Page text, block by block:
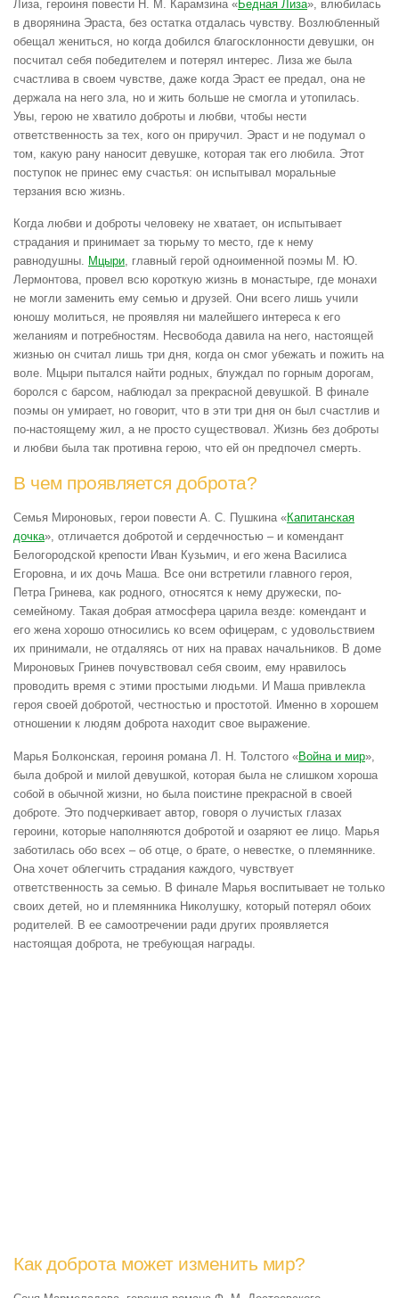
Лиза, героиня повести Н. М. Карамзина «Бедная Лиза», влюбилась
в дворянина Эраста, без остатка отдалась чувству. Возлюбленный
обещал жениться, но когда добился благосклонности девушки, он
посчитал себя победителем и потерял интерес. Лиза же была
счастлива в своем чувстве, даже когда Эраст ее предал, она не
держала на него зла, но и жить больше не смогла и утопилась.
Увы, герою не хватило доброты и любви, чтобы нести
ответственность за тех, кого он приручил. Эраст и не подумал о
том, какую рану наносит девушке, которая так его любила. Этот
поступок не принес ему счастья: он испытывал моральные
терзания всю жизнь.
Когда любви и доброты человеку не хватает, он испытывает
страдания и принимает за тюрьму то место, где к нему
равнодушны. Мцыри, главный герой одноименной поэмы М. Ю.
Лермонтова, провел всю короткую жизнь в монастыре, где монахи
не могли заменить ему семью и друзей. Они всего лишь учили
юношу молиться, не проявляя ни малейшего интереса к его
желаниям и потребностям. Несвобода давила на него, настоящей
жизнью он считал лишь три дня, когда он смог убежать и пожить на
воле. Мцыри пытался найти родных, блуждал по горным дорогам,
боролся с барсом, наблюдал за прекрасной девушкой. В финале
поэмы он умирает, но говорит, что в эти три дня он был счастлив и
по-настоящему жил, а не просто существовал. Жизнь без доброты
и любви была так противна герою, что ей он предпочел смерть.
В чем проявляется доброта?
Семья Мироновых, герои повести А. С. Пушкина «Капитанская
дочка», отличается добротой и сердечностью – и комендант
Белогородской крепости Иван Кузьмич, и его жена Василиса
Егоровна, и их дочь Маша. Все они встретили главного героя,
Петра Гринева, как родного, относятся к нему дружески, по-
семейному. Такая добрая атмосфера царила везде: комендант и
его жена хорошо относились ко всем офицерам, с удовольствием
их принимали, не отдаляясь от них на правах начальников. В доме
Мироновых Гринев почувствовал себя своим, ему нравилось
проводить время с этими простыми людьми. И Маша привлекла
героя своей добротой, честностью и простотой. Именно в хорошем
отношении к людям доброта находит свое выражение.
Марья Болконская, героиня романа Л. Н. Толстого «Война и мир»,
была доброй и милой девушкой, которая была не слишком хороша
собой в обычной жизни, но была поистине прекрасной в своей
доброте. Это подчеркивает автор, говоря о лучистых глазах
героини, которые наполняются добротой и озаряют ее лицо. Марья
заботилась обо всех – об отце, о брате, о невестке, о племяннике.
Она хочет облегчить страдания каждого, чувствует
ответственность за семью. В финале Марья воспитывает не только
своих детей, но и племянника Николушку, который потерял обоих
родителей. В ее самоотречении ради других проявляется
настоящая доброта, не требующая награды.
Как доброта может изменить мир?